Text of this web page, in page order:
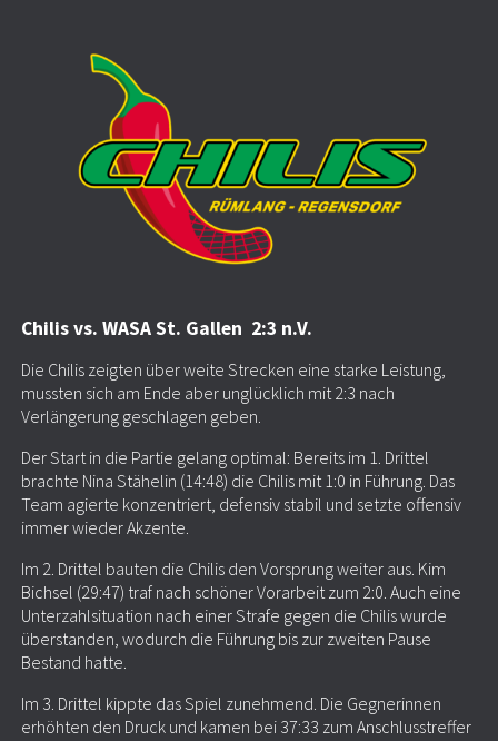
Chilis vs. WASA St. Gallen 2:3 n.V.
Die Chilis zeigten über weite Strecken eine starke Leistung,
mussten sich am Ende aber unglücklich mit 2:3 nach
Verlängerung geschlagen geben.
Der Start in die Partie gelang optimal: Bereits im 1. Drittel
brachte Nina Stähelin (14:48) die Chilis mit 1:0 in Führung. Das
Team agierte konzentriert, defensiv stabil und setzte offensiv
immer wieder Akzente.
Im 2. Drittel bauten die Chilis den Vorsprung weiter aus. Kim
Bichsel (29:47) traf nach schöner Vorarbeit zum 2:0. Auch eine
Unterzahlsituation nach einer Strafe gegen die Chilis wurde
überstanden, wodurch die Führung bis zur zweiten Pause
Bestand hatte.
Im 3. Drittel kippte das Spiel zunehmend. Die Gegnerinnen
erhöhten den Druck und kamen bei 37:33 zum Anschlusstreffer